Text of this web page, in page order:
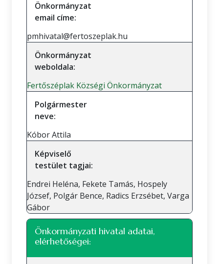
Önkormányzat
email címe:
pmhivatal@fertoszeplak.hu
Önkormányzat
weboldala:
Fertőszéplak Községi Önkormányzat
Polgármester
neve:
Kóbor Attila
Képviselő
testület tagjai:
Endrei Heléna, Fekete Tamás, Hospely
József, Polgár Bence, Radics Erzsébet, Varga
Gábor
Önkormányzati hivatal adatai,
elérhetőségei: